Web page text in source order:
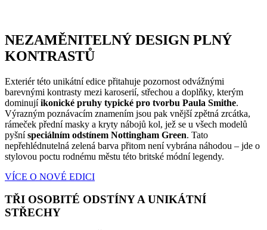
NEZAMĚNITELNÝ DESIGN PLNÝ
KONTRASTŮ
Exteriér této unikátní edice přitahuje pozornost odvážnými
barevnými kontrasty mezi karoserií, střechou a doplňky, kterým
dominujíikonické pruhy typické pro tvorbu Paula Smithe.
Výrazným poznávacím znamením jsou pak vnější zpětná zrcátka,
rámeček přední masky a kryty nábojů kol, jež se u všech modelů
pyšníspeciálním odstínem Nottingham Green. Tato
nepřehlédnutelná zelená barva přitom není vybrána náhodou – jde o
stylovou poctu rodnému městu této britské módní legendy.
VÍCE O NOVÉ EDICI
TŘI OSOBITÉ ODSTÍNY A UNIKÁTNÍ
STŘECHY